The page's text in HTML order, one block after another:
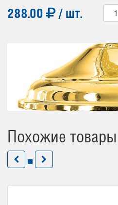
288.00 / шт.
Похожие товары